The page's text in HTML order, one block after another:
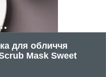
для обличчя
Mask Sweet